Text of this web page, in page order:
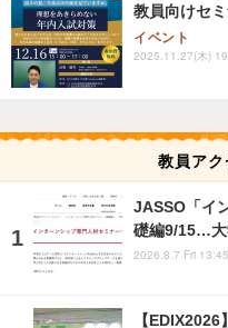
教員向けセ
イベント
2025.11.27(木)
教員ア
JASSO「イ
礎編9/15…大
2026.8.7 Fri 13:45
【